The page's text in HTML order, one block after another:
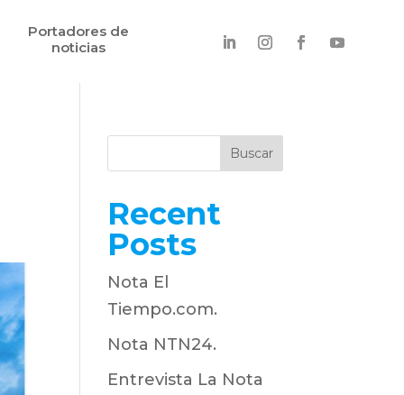
Portadores de
noticias
Buscar
Recent
Posts
Nota El
Tiempo.com.
Nota NTN24.
Entrevista La Nota